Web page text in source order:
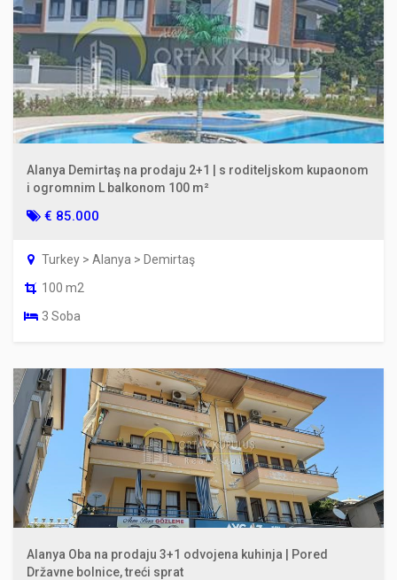
Alanya Demirtaş na prodaju 2+1 | s roditeljskom kupaonom
i ogromnim L balkonom 100 m²
€ 85.000
Turkey > Alanya > Demirtaş
100 m2
3 Soba
Alanya Oba na prodaju 3+1 odvojena kuhinja | Pored
Državne bolnice, treći sprat